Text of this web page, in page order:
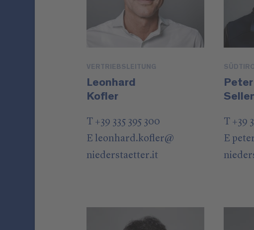
VERTRIEBSLEITUNG
Leonhard
Kofler
T +39 335 395 300
E leonhard.kofler@
niederstaetter.it
Peter
T +39
E